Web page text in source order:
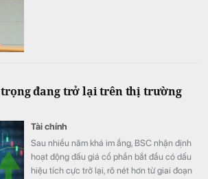
trọng đang trở lại trên thị trường
Tài chính
Sau nhiều năm khá im ắng, BSC nhận định
hoạt động đấu giá cổ phần bắt đầu có dấu
hiệu tích cực trở lại, rõ nét hơn từ giai đoạn